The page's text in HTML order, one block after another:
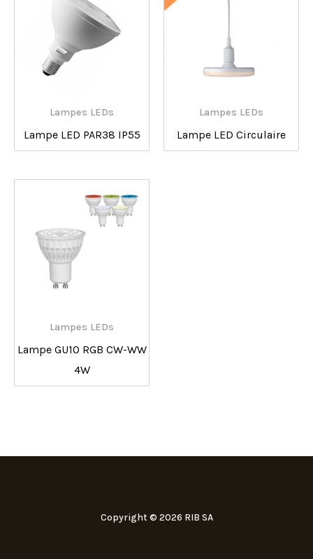
Lampes LEDs
Lampe LED PAR38 IP55
Lampes LEDs
Lampe LED Circulaire
Lampes LEDs
Lampe GU10 RGB CW-WW
4W
Copyright © 2026 RIB SA